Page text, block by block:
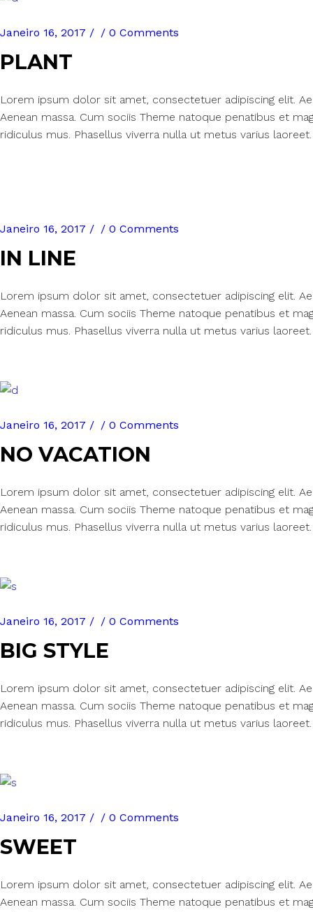
Janeiro 16, 2017 0 Comments
PLANT
Lorem ipsum dolor sit amet, consectetuer adipiscing elit.
Aenean massa. Cum sociis Theme natoque penatibus et
ridiculus mus. Phasellus viverra nulla ut metus varius
Janeiro 16, 2017 0 Comments
IN LINE
Lorem ipsum dolor sit amet, consectetuer adipiscing elit.
Aenean massa. Cum sociis Theme natoque penatibus et
ridiculus mus. Phasellus viverra nulla ut metus varius
Janeiro 16, 2017 0 Comments
NO VACATION
Lorem ipsum dolor sit amet, consectetuer adipiscing elit.
Aenean massa. Cum sociis Theme natoque penatibus et
ridiculus mus. Phasellus viverra nulla ut metus varius
Janeiro 16, 2017 0 Comments
BIG STYLE
Lorem ipsum dolor sit amet, consectetuer adipiscing elit.
Aenean massa. Cum sociis Theme natoque penatibus et
ridiculus mus. Phasellus viverra nulla ut metus varius
Janeiro 16, 2017 0 Comments
SWEET
Lorem ipsum dolor sit amet, consectetuer adipiscing elit.
Aenean massa. Cum sociis Theme natoque penatibus et